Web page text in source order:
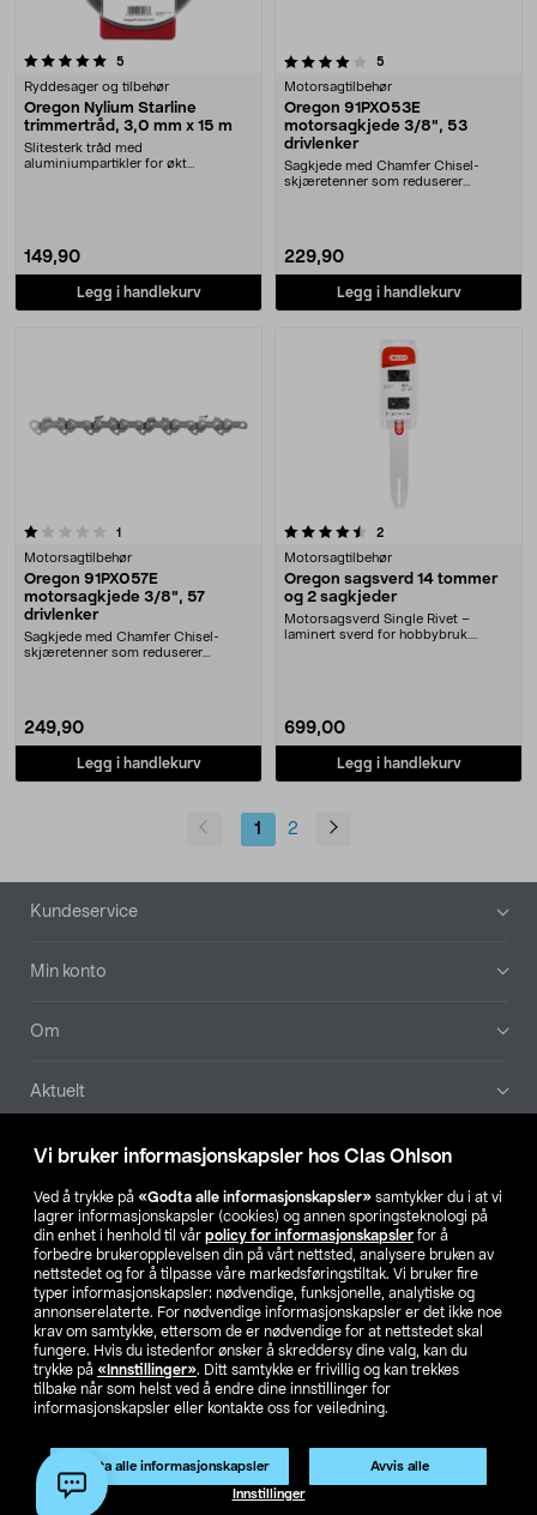
Vi bruker informasjonskapsler hos Clas Ohlson
Ved å trykke på «Godta alle informasjonskapsler» samtykker du i at vi
lagrer informasjonskapsler (cookies) og annen sporingsteknologi på
din enhet i henhold til vår policy for informasjonskapsler for å
forbedre brukeropplevelsen din på vårt nettsted, analysere bruken av
nettstedet og for å tilpasse våre markedsføringstiltak. Vi bruker fire
typer informasjonskapsler: nødvendige, funksjonelle, analytiske og
annonserelaterte. For nødvendige informasjonskapsler er det ikke noe
krav om samtykke, ettersom de er nødvendige for at nettstedet skal
fungere. Hvis du istedenfor ønsker å skreddersy dine valg, kan du
trykke på «Innstillinger». Ditt samtykke er frivillig og kan trekkes
tilbake når som helst ved å endre dine innstillinger for
informasjonskapsler eller kontakte oss for veiledning.
Godta alle informasjonskapsler Avvis alle
Innstillinger
5
Ryddesager og tilbehør
Oregon Nylium Starline
trimmertråd, 3,0 mm x 15 m
Slitesterk tråd med
aluminiumpartikler for økt
149,90
Legg i handlekurv
4.0 av 5 stjerner 5
Motorsagtilbehør
Oregon 91PX053E
motorsagkjede 3/8", 53
drivlenker
Sagkjede med Chamfer Chisel-
skjæretenner som reduserer
229,90
Legg i handlekurv
1
Motorsagtilbehør
Oregon 91PX057E
motorsagkjede 3/8", 57
drivlenker
Sagkjede med Chamfer Chisel-
skjæretenner som reduserer
249,90
Legg i handlekurv
4.5 av 5 stjerner 2anmeldelser
Motorsagtilbehør
Oregon sagsverd 14 tommer
og 2 sagkjeder
Motorsagsverd Single Rivet –
laminert sverd for hobbybruk.
699,00
Legg i handlekurv
1 2
Bunntekst
Kundeservice
Min konto
Om
Aktuelt
Våre selskaper
Finn din butikk
SE NO FI
Endre til priser ekskl. moms